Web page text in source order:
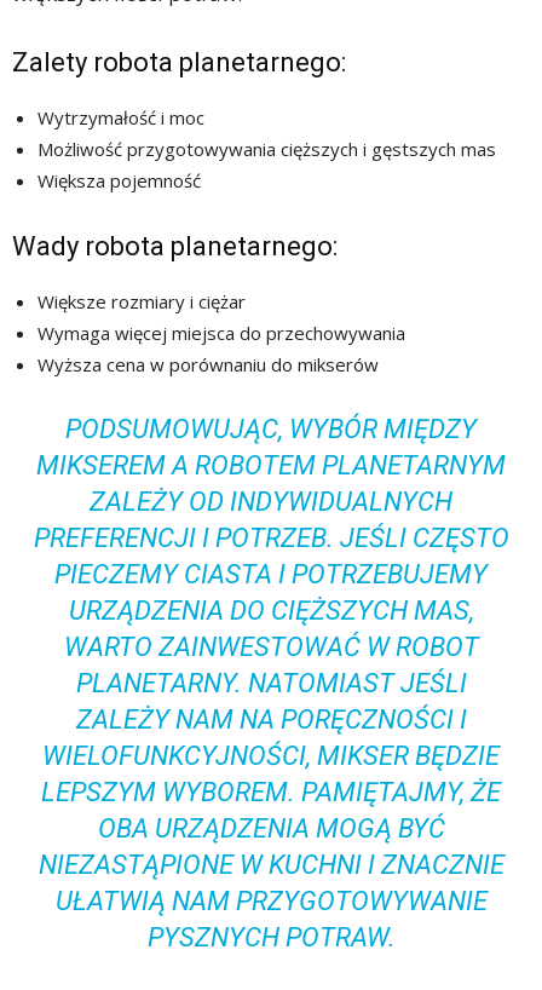
Zalety robota planetarnego:
Wytrzymałość i moc
Możliwość przygotowywania cięższych i gęstszych mas
Większa pojemność
Wady robota planetarnego:
Większe rozmiary i ciężar
Wymaga więcej miejsca do przechowywania
Wyższa cena w porównaniu do mikserów
PODSUMOWUJĄC, WYBÓR MIĘDZY
MIKSEREM A ROBOTEM PLANETARNYM
ZALEŻY OD INDYWIDUALNYCH
PREFERENCJI I POTRZEB. JEŚLI CZĘSTO
PIECZEMY CIASTA I POTRZEBUJEMY
URZĄDZENIA DO CIĘŻSZYCH MAS,
WARTO ZAINWESTOWAĆ W ROBOT
PLANETARNY. NATOMIAST JEŚLI
ZALEŻY NAM NA PORĘCZNOŚCI I
WIELOFUNKCYJNOŚCI, MIKSER BĘDZIE
LEPSZYM WYBOREM. PAMIĘTAJMY, ŻE
OBA URZĄDZENIA MOGĄ BYĆ
NIEZASTĄPIONE W KUCHNI I ZNACZNIE
UŁATWIĄ NAM PRZYGOTOWYWANIE
PYSZNYCH POTRAW.